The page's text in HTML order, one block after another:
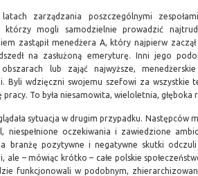
zarządzania poszczególnymi
którzy mogli samodzielnie prowadzić
zastąpił menedżera A, który najpierw
na zasłużoną emeryturę. Inni jego
obszarach lub zająć najwyższe,
Byli wdzięczni swojemu szefowi za wszystkie
pracy. To była niesamowita, wieloletnia, głęboka
sytuacja w drugim przypadku. Następców
niespełnione oczekiwania i zawiedzione
branżę pozytywne i negatywne skutki
ale – mówiąc krótko – całe polskie
funkcjonowali w podobnym,